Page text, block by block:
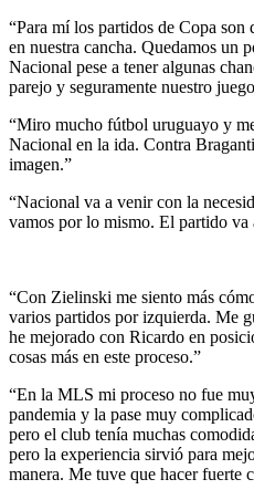
“Para mí los partidos de Copa son
en nuestra cancha. Quedamos un
Nacional pese a tener algunas
parejo y seguramente nuestro
“Miro mucho fútbol uruguayo y
Nacional en la ida. Contra
imagen.”
“Nacional va a venir con la
vamos por lo mismo. El partido va
“Con Zielinski me siento más
varios partidos por izquierda. Me
he mejorado con Ricardo en
cosas más en este proceso.”
“En la MLS mi proceso no fue
pandemia y la pase muy
pero el club tenía muchas
pero la experiencia sirvió para
manera. Me tuve que hacer fuerte